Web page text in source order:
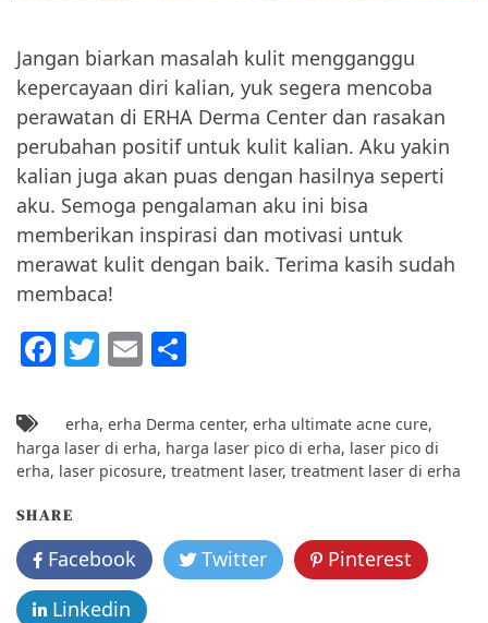
Jangan biarkan masalah kulit mengganggu
kepercayaan diri kalian, yuk segera mencoba
perawatan di ERHA Derma Center dan rasakan
perubahan positif untuk kulit kalian. Aku yakin
kalian juga akan puas dengan hasilnya seperti
aku. Semoga pengalaman aku ini bisa
memberikan inspirasi dan motivasi untuk
merawat kulit dengan baik. Terima kasih sudah
membaca!
F
c
e
b
o
o
k
T
itt
er
E
ai
l
ar
e
erha, erha Derma center, erha ultimate acne cure,
harga laser di erha, harga laser pico di erha, laser pico di
erha, laser picosure, treatment laser, treatment laser di erha
SHARE
Facebook Twitter
Pinterest
Linkedin